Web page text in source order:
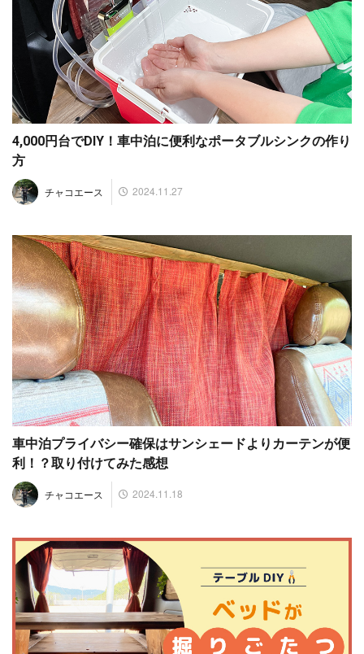
4,000円台でDIY！車中泊に便利なポータブルシンクの作り
方
チャコエース 2024.11.27
車中泊プライバシー確保はサンシェードよりカーテンが便
利！？取り付けてみた感想
チャコエース 2024.11.18